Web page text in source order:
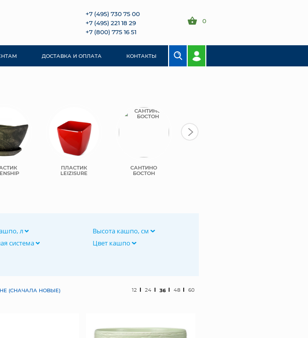
+7 (495) 730 75 00
+7 (495) 221 18 29
+7 (800) 775 16 51
0
ДОСТАВКА И ОПЛАТА КОНТАКТЫ
ПЛАСТИК
LEIZISURE
САНТИНО
БОСТОН
л
Высота кашпо, см
система Цвет кашпо
(СНАЧАЛА НОВЫЕ) 12 24 36 48 60